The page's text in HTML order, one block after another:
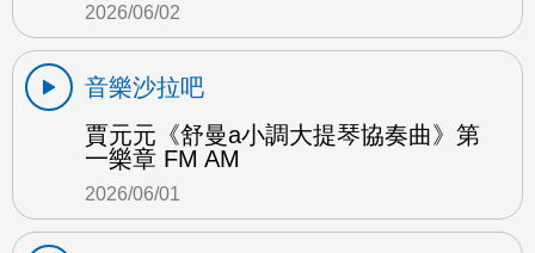
2026/06/02
音樂沙拉吧
賈元元《舒曼a小調大提琴協奏曲》第
一樂章 FM AM
2026/06/01